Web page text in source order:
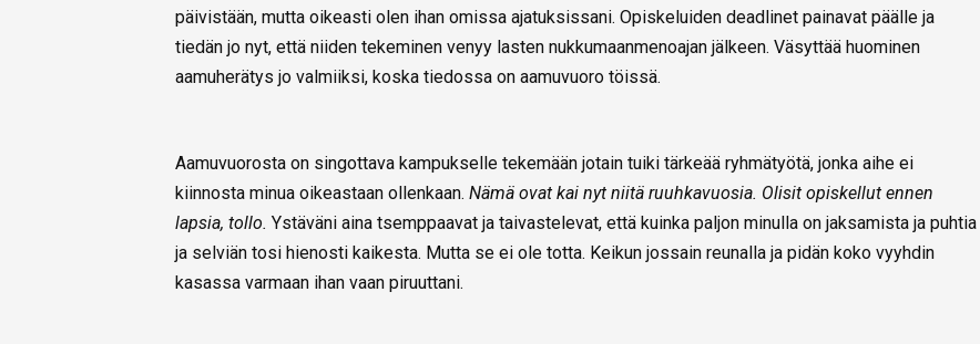
päivistään, mutta oikeasti olen ihan omissa ajatuksissani. Opiskeluiden deadlinet painavat päälle ja
tiedän jo nyt, että niiden tekeminen venyy lasten nukkumaanmenoajan jälkeen. Väsyttää huominen
aamuherätys jo valmiiksi, koska tiedossa on aamuvuoro töissä.
Aamuvuorosta on singottava kampukselle tekemään jotain tuiki tärkeää ryhmätyötä, jonka aihe ei
kiinnosta minua oikeastaan ollenkaan. Nämä ovat kai nyt niitä ruuhkavuosia. Olisit opiskellut ennen
lapsia, tollo. Ystäväni aina tsemppaavat ja taivastelevat, että kuinka paljon minulla on jaksamista ja puhtia
ja selviän tosi hienosti kaikesta. Mutta se ei ole totta. Keikun jossain reunalla ja pidän koko vyyhdin
kasassa varmaan ihan vaan piruuttani.